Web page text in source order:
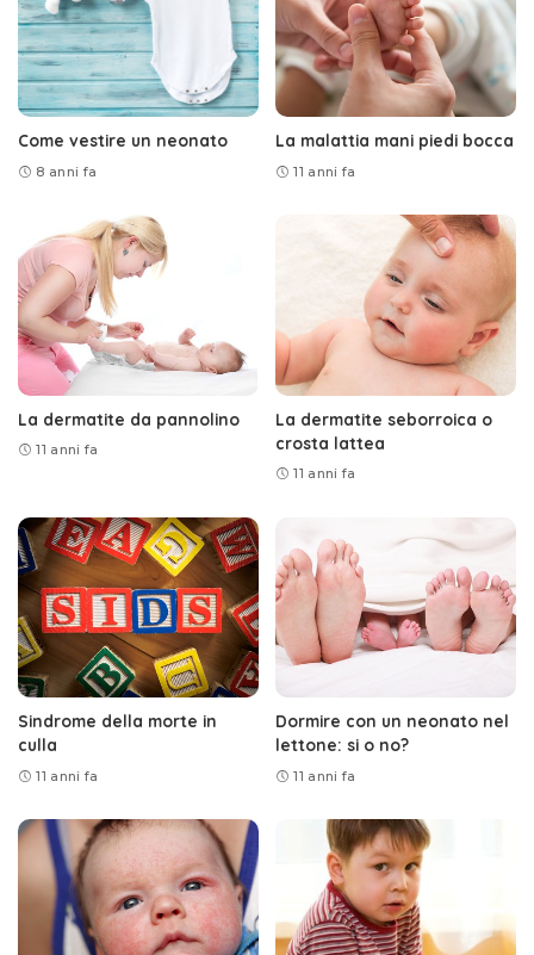
Come vestire un neonato
8 anni fa
La malattia mani piedi bocca
11 anni fa
La dermatite da pannolino
11 anni fa
La dermatite seborroica o
crosta lattea
11 anni fa
Sindrome della morte in
culla
11 anni fa
Dormire con un neonato nel
lettone: si o no?
11 anni fa